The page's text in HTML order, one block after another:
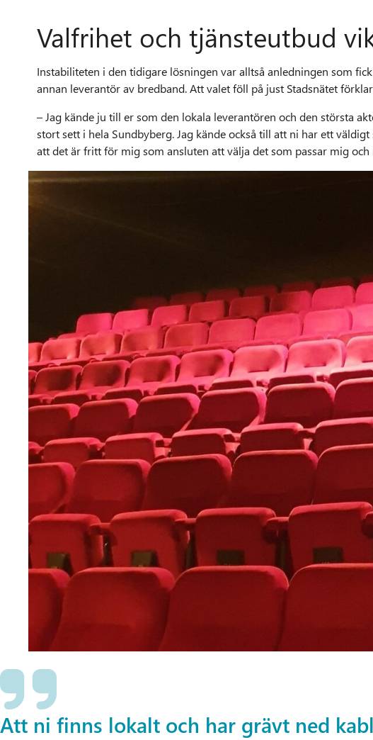
Valfrihet och tjänsteutbud
Instabiliteten i den tidigare lösningen var alltså anledningen som
annan leverantör av bredband. Att valet föll på just Stadsnätet
– Jag kände ju till er som den lokala leverantören och den största
stort sett i hela Sundbyberg. Jag kände också till att ni har ett
att det är fritt för mig som ansluten att välja det som passar mig
Att ni finns lokalt och har grävt ned